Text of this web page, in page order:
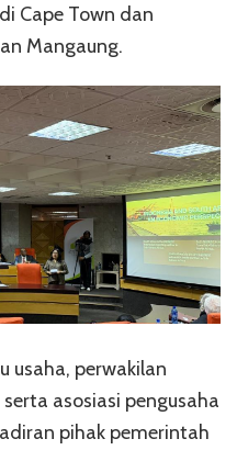
Cape Town dan
Mangaung.
usaha, perwakilan
asosiasi pengusaha
pihak pemerintah